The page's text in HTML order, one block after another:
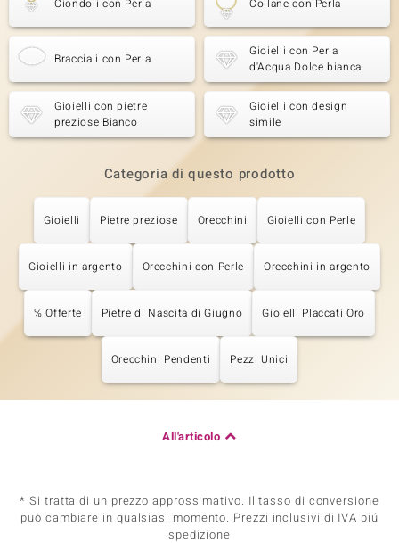
Ciondoli con Perla Collane con Perla
Bracciali con Perla
Gioielli con Perla
d'Acqua Dolce bianca
Gioielli con pietre
preziose Bianco
Gioielli con design
simile
Categoria di questo prodotto
Gioielli Pietre preziose Orecchini Gioielli con Perle
Gioielli in argento Orecchini con Perle Orecchini in argento
% Offerte Pietre di Nascita di Giugno Gioielli Placcati Oro
Orecchini Pendenti Pezzi Unici
All'articolo
* Si tratta di un prezzo approssimativo. Il tasso di conversione
può cambiare in qualsiasi momento. Prezzi inclusivi di IVA piú
spedizione